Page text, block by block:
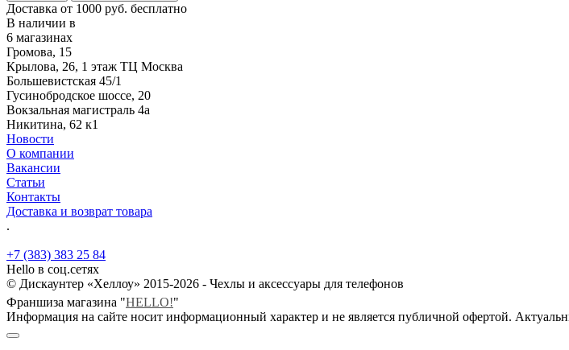
Доставка от 1000 руб. бесплатно
В наличии в
6 магазинах
Громова, 15
Крылова, 26, 1 этаж ТЦ Москва
Большевистская 45/1
Гусинобродское шоссе, 20
Вокзальная магистраль 4а
Никитина, 62 к1
Новости
О компании
Вакансии
Статьи
Контакты
Доставка и возврат товара
.
+7 (383) 383 25 84
Hello в соц.сетях
© Дискаунтер «Хеллоу» 2015-2026 - Чехлы и аксессуары для телефонов
Франшиза магазина "HELLO!"
Информация на сайте носит информационный характер и не является публичной офертой.